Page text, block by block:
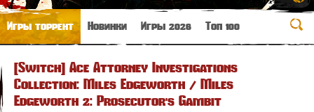
Игры торрент Новинки Игры 2026 Топ 100
[Switch] Ace Attorney Investigations
Collection: Miles Edgeworth / Miles
Edgeworth 2: Prosecutor's Gambit